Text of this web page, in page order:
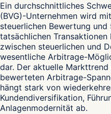
Ein durchschnittliches
(BVG)-Unternehmen wird
steuerlichen Bewertung und
tatsächlichen
zwischen steuerlichen und
wesentliche Arbitrage-
dar. Der aktuelle
bewerteten Arbitrage-
hängt stark von
Kundendiversifikation,
Anlagenmodernität ab.